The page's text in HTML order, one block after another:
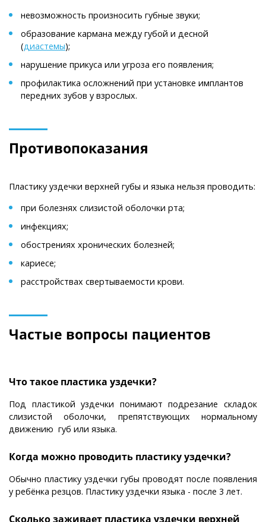
невозможность произносить губные звуки;
образование кармана между губой и десной
(диастемы);
нарушение прикуса или угроза его появления;
профилактика осложнений при установке имплантов
передних зубов у взрослых.
Противопоказания
Пластику уздечки верхней губы и языка нельзя проводить:
при болезнях слизистой оболочки рта;
инфекциях;
обострениях хронических болезней;
кариесе;
расстройствах свертываемости крови.
Частые вопросы пациентов
Что такое пластика уздечки?
Под пластикой уздечки понимают подрезание складок
слизистой оболочки, препятствующих нормальному
движению губ или языка.
Когда можно проводить пластику уздечки?
Обычно пластику уздечки губы проводят после появления
у ребёнка резцов. Пластику уздечки языка - после 3 лет.
Сколько заживает пластика уздечки верхней